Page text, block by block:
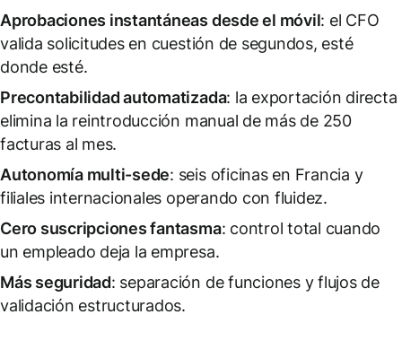
Aprobaciones instantáneas desde el móvil: el CFO
valida solicitudes en cuestión de segundos, esté
donde esté.
Precontabilidad automatizada: la exportación directa
elimina la reintroducción manual de más de 250
facturas al mes.
Autonomía multi-sede: seis oficinas en Francia y
filiales internacionales operando con fluidez.
Cero suscripciones fantasma: control total cuando
un empleado deja la empresa.
Más seguridad: separación de funciones y flujos de
validación estructurados.